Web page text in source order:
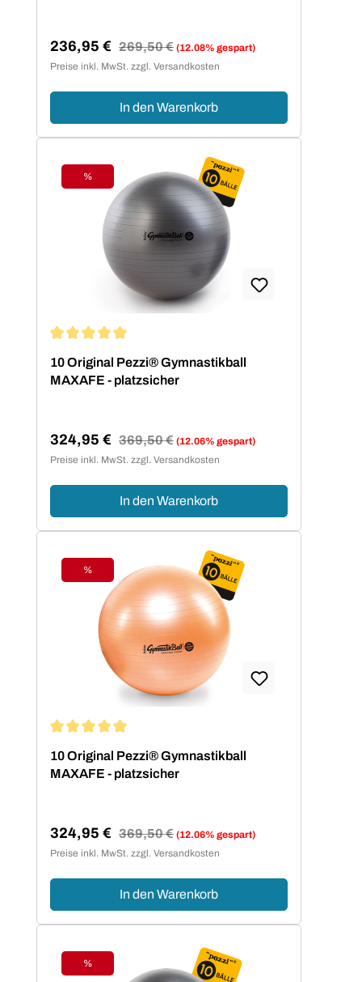
Verkaufspreis:
236,95 € Regulärer Preis:
269,50 € (12.08% gespart)
Preise inkl. MwSt. zzgl. Versandkosten
In den Warenkorb
Rabatt
%
10 Original Pezzi® Gymnastikball
MAXAFE - platzsicher
Verkaufspreis:
324,95 € Regulärer Preis:
369,50 € (12.06% gespart)
Preise inkl. MwSt. zzgl. Versandkosten
In den Warenkorb
Rabatt
%
10 Original Pezzi® Gymnastikball
MAXAFE - platzsicher
Verkaufspreis:
324,95 € Regulärer Preis:
369,50 € (12.06% gespart)
Preise inkl. MwSt. zzgl. Versandkosten
In den Warenkorb
Rabatt
%